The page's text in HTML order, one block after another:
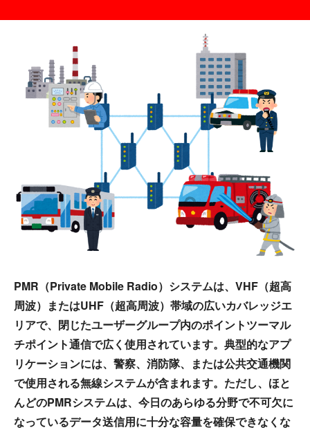
PMR（Private Mobile Radio）システムは、VHF（超高
周波）またはUHF（超高周波）帯域の広いカバレッジエ
リアで、閉じたユーザーグループ内のポイントツーマル
チポイント通信で広く使用されています。典型的なアプ
リケーションには、警察、消防隊、または公共交通機関
で使用される無線システムが含まれます。ただし、ほと
んどのPMRシステムは、今日のあらゆる分野で不可欠に
なっているデータ送信用に十分な容量を確保できなくな